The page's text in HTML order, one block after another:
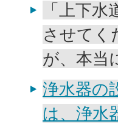
「上下
させてく
が、本当
浄水器の
は、浄水